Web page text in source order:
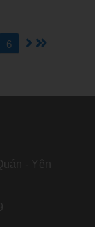
dưới đây sẽ
chi tiết về việc
6
- Yên